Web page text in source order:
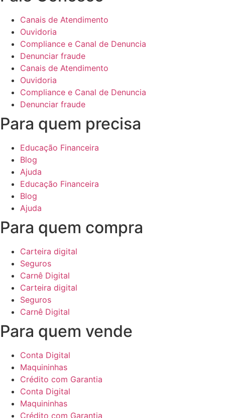
Canais de Atendimento
Ouvidoria
Compliance e Canal de Denuncia
Denunciar fraude
Canais de Atendimento
Ouvidoria
Compliance e Canal de Denuncia
Denunciar fraude
Para quem precisa
Educação Financeira
Blog
Ajuda
Educação Financeira
Blog
Ajuda
Para quem compra
Carteira digital
Seguros
Carnê Digital
Carteira digital
Seguros
Carnê Digital
Para quem vende
Conta Digital
Maquininhas
Crédito com Garantia
Conta Digital
Maquininhas
Crédito com Garantia